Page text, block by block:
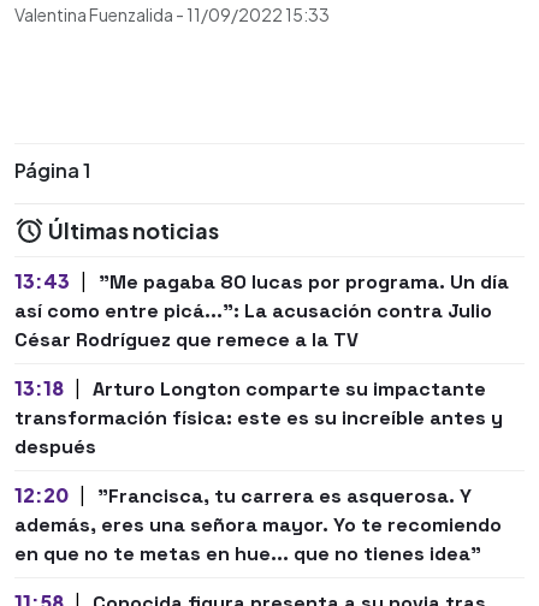
Valentina Fuenzalida - 11/09/2022 15:33
Página 1
Últimas noticias
13:43
"Me pagaba 80 lucas por programa. Un día
así como entre picá...": La acusación contra Julio
César Rodríguez que remece a la TV
13:18
Arturo Longton comparte su impactante
transformación física: este es su increíble antes y
después
12:20
"Francisca, tu carrera es asquerosa. Y
además, eres una señora mayor. Yo te recomiendo
en que no te metas en hue... que no tienes idea"